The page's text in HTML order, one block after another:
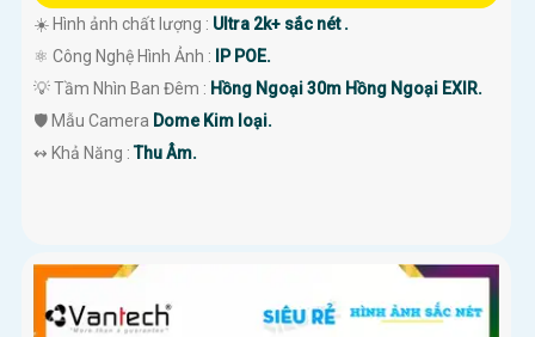
☀️ Hình ảnh chất lượng : Ultra 2k+ sắc nét .
⚛️ Công Nghệ Hình Ảnh :
IP POE.
💡 Tầm Nhìn Ban Đêm : Hồng Ngoại 30m Hồng Ngoại EXIR.
🛡 Mẫu Camera Dome Kim loại.
️↭ Khả Năng :Thu Âm.